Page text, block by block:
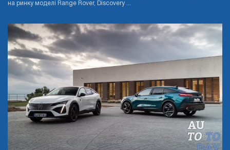
на ринку моделі Range Rover, Discovery ...